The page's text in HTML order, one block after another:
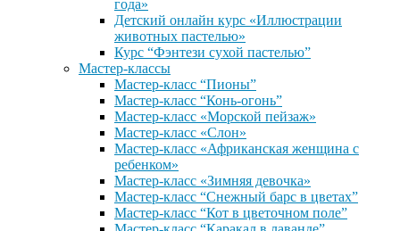
года»
Детский онлайн курс «Иллюстрации
животных пастелью»
Курс “Фэнтези сухой пастелью”
Мастер-классы
Мастер-класс “Пионы”
Мастер-класс “Конь-огонь”
Мастер-класс «Морской пейзаж»
Мастер-класс «Слон»
Мастер-класс «Африканская женщина с
ребенком»
Мастер-класс «Зимняя девочка»
Мастер-класс “Снежный барс в цветах”
Мастер-класс “Кот в цветочном поле”